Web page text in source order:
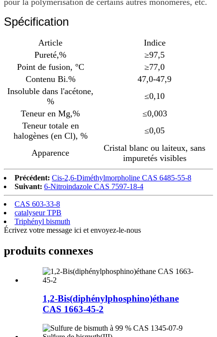
Spécification
Article
Indice
Pureté,%
≥97,5
Point de fusion, °C
≥77,0
Contenu Bi.%
47,0-47,9
Insoluble dans l'acétone,
%
≤0,10
Teneur en Mg,%
≤0,003
Teneur totale en
halogènes (en Cl), %
≤0,05
Apparence
Cristal blanc ou laiteux, sans
impuretés visibles
Précédent: Cis-2,6-Diméthylmorpholine CAS 6485-55-8
Suivant: 6-Nitroindazole CAS 7597-18-4
CAS 603-33-8
catalyseur TPB
Triphényl bismuth
Écrivez votre message ici et envoyez-le-nous
produits connexes
1,2-Bis(diphénylphosphino)éthane
CAS 1663-45-2